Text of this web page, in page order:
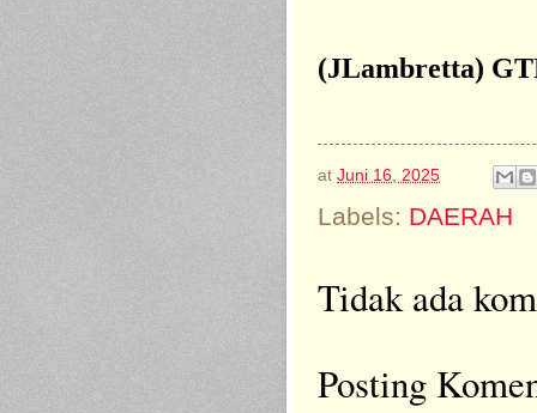
(JLambretta)
at Juni 16, 2025
Labels: DAERAH
Tidak ada
Posting